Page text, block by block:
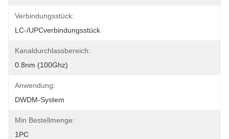
Verbindungsstück:
LC-/UPCverbindungsstück
Kanaldurchlassbereich:
0.8nm (100Ghz)
Anwendung:
DWDM-System
Min Bestellmenge:
1PC